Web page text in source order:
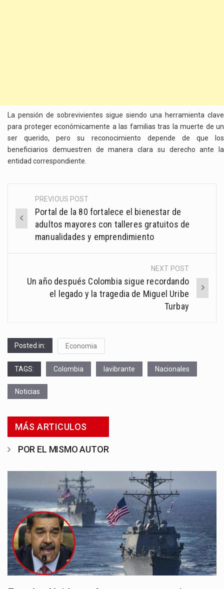
La pensión de sobrevivientes sigue siendo una herramienta clave
para proteger económicamente a las familias tras la muerte de un
ser querido, pero su reconocimiento depende de que los
beneficiarios demuestren de manera clara su derecho ante la
entidad correspondiente.
Post
navigation
PREVIOUS POST
Portal de la 80 fortalece el bienestar de
adultos mayores con talleres gratuitos de
manualidades y emprendimiento
NEXT POST
Un año después Colombia sigue recordando
el legado y la tragedia de Miguel Uribe
Turbay
Posted in: Economia
TAGS: Colombia lavibrante Nacionales
Noticias
MÁS ARTICULOS
POR EL MISMO AUTOR